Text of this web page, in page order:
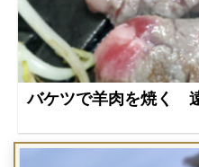
バケツで羊肉を焼く